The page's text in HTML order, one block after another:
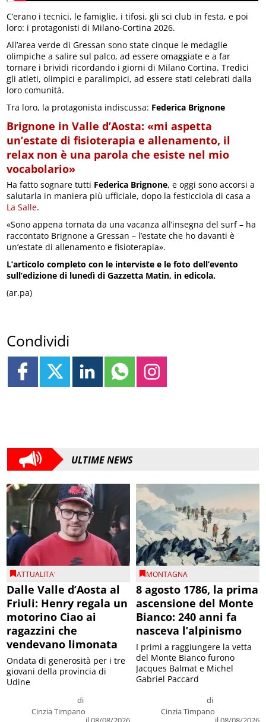
C’erano i tecnici, le famiglie, i tifosi, gli sci club in festa, e poi
loro: i protagonisti di Milano-Cortina 2026.
All’area verde di Gressan sono state cinque le medaglie
olimpiche a salire sul palco, ad essere omaggiate e a far
tornare i brividi ricordando i giorni di Milano Cortina. Tredici
gli atleti, olimpici e paralimpici, ad essere stati celebrati dalla
loro comunità.
Tra loro, la protagonista indiscussa: Federica Brignone
Brignone in Valle d’Aosta: «mi aspetta
un’estate di fisioterapia e allenamento, il
relax non è una parola che esiste nel mio
vocabolario»
Ha fatto sognare tutti Federica Brignone, e oggi sono accorsi a
salutarla in maniera più ufficiale, dopo la festicciola di casa a
La Salle.
«Sono appena tornata da una vacanza all’insegna del surf – ha
raccontato Brignone a Gressan – l’estate che ho davanti è
un’estate di allenamento e fisioterapia».
L’articolo completo con le interviste e le foto dell’evento
sull’edizione di lunedì di Gazzetta Matin, in edicola.
(ar.pa)
Condividi
ULTIME NEWS
ATTUALITA'
Dalle Valle d’Aosta al
Friuli: Henry regala un
motorino Ciao ai
ragazzini che
vendevano limonata
di
Cinzia Timpano
Ondata di generosità per i tre
giovani della provincia di
Udine
MONTAGNA
8 agosto 1786, la prima
ascensione del Monte
Bianco: 240 anni fa
nasceva l’alpinismo
di
Cinzia Timpano
I primi a raggiungere la vetta
del Monte Bianco furono
Jacques Balmat e Michel
Gabriel Paccard